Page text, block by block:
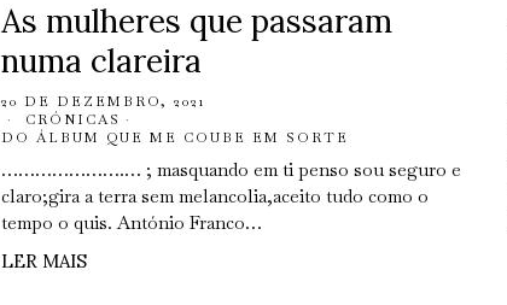
As mulheres que passaram
numa clareira
20 DE DEZEMBRO, 2021
CRÓNICAS ·
DO ÁLBUM QUE ME COUBE EM SORTE
………………….… ; masquando em ti penso sou seguro e
claro;gira a terra sem melancolia,aceito tudo como o
tempo o quis. António Franco…
LER MAIS